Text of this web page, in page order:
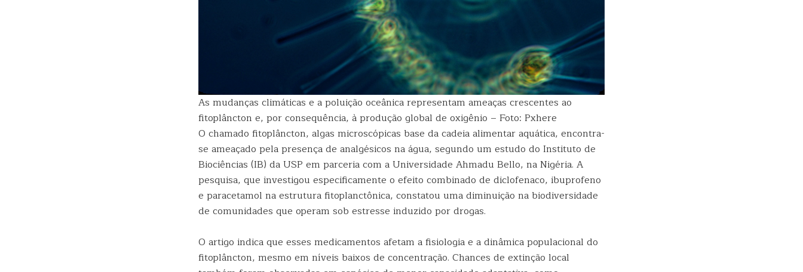
As mudanças climáticas e a poluição oceânica representam ameaças crescentes ao
fitoplâncton e, por consequência, à produção global de oxigênio – Foto: Pxhere
O chamado fitoplâncton, algas microscópicas base da cadeia alimentar aquática, encontra-
se ameaçado pela presença de analgésicos na água, segundo um estudo do Instituto de
Biociências (IB) da USP em parceria com a Universidade Ahmadu Bello, na Nigéria. A
pesquisa, que investigou especificamente o efeito combinado de diclofenaco, ibuprofeno
e paracetamol na estrutura fitoplanctônica, constatou uma diminuição na biodiversidade
de comunidades que operam sob estresse induzido por drogas.
O artigo indica que esses medicamentos afetam a fisiologia e a dinâmica populacional do
fitoplâncton, mesmo em níveis baixos de concentração. Chances de extinção local